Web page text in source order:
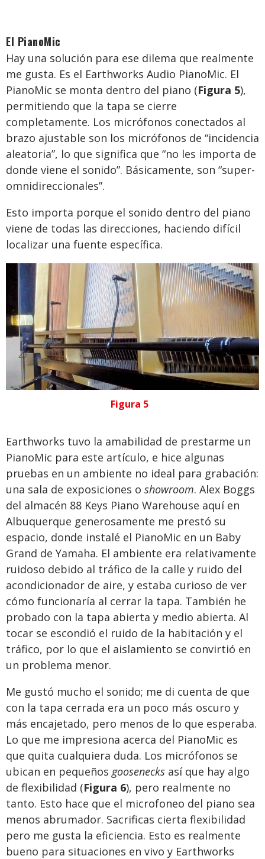
El PianoMic
Hay una solución para ese dilema que realmente
me gusta. Es el Earthworks Audio PianoMic. El
PianoMic se monta dentro del piano (Figura 5),
permitiendo que la tapa se cierre
completamente. Los micrófonos conectados al
brazo ajustable son los micrófonos de “incidencia
aleatoria”, lo que significa que “no les importa de
donde viene el sonido”. Básicamente, son “super-
omnidireccionales”.
Esto importa porque el sonido dentro del piano
viene de todas las direcciones, haciendo difícil
localizar una fuente específica.
Figura 5
Earthworks tuvo la amabilidad de prestarme un
PianoMic para este artículo, e hice algunas
pruebas en un ambiente no ideal para grabación:
una sala de exposiciones o showroom. Alex Boggs
del almacén 88 Keys Piano Warehouse aquí en
Albuquerque generosamente me prestó su
espacio, donde instalé el PianoMic en un Baby
Grand de Yamaha. El ambiente era relativamente
ruidoso debido al tráfico de la calle y ruido del
acondicionador de aire, y estaba curioso de ver
cómo funcionaría al cerrar la tapa. También he
probado con la tapa abierta y medio abierta. Al
tocar se escondió el ruido de la habitación y el
tráfico, por lo que el aislamiento se convirtió en
un problema menor.
Me gustó mucho el sonido; me di cuenta de que
con la tapa cerrada era un poco más oscuro y
más encajetado, pero menos de lo que esperaba.
Lo que me impresiona acerca del PianoMic es
que quita cualquiera duda. Los micrófonos se
ubican en pequeños goosenecks así que hay algo
de flexibilidad (Figura 6), pero realmente no
tanto. Esto hace que el microfoneo del piano sea
menos abrumador. Sacrificas cierta flexibilidad
pero me gusta la eficiencia. Esto es realmente
bueno para situaciones en vivo y Earthworks